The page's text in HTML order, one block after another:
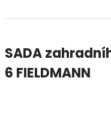
SADA
6 FIELDMANN